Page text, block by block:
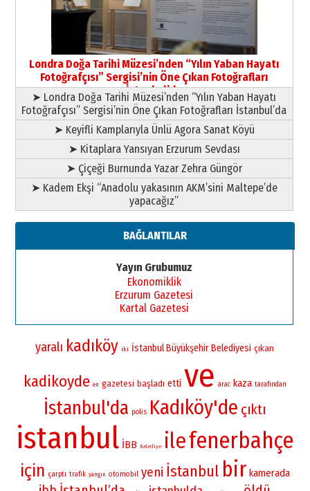
09 Temmuz 2026 Perşembe
Yusuf POLAT
Şampiyonluk Sebahattin Şirin’e
yazar
11 Mayıs 2026 Pazartesi
Londra Doğa Tarihi Müzesi’nden “Yılın Yaban Hayatı
Fotoğrafçısı” Sergisi’nin Öne Çıkan Fotoğrafları
İstanbul’da
➤ Londra Doğa Tarihi Müzesi’nden “Yılın Yaban Hayatı
Fotoğrafçısı” Sergisi’nin Öne Çıkan Fotoğrafları İstanbul’da
➤ Keyifli Kamplarıyla Ünlü Agora Sanat Köyü
➤ Kitaplara Yansıyan Erzurum Sevdası
➤ Çiçeği Burnunda Yazar Zehra Güngör
➤ Kadem Ekşi “Anadolu yakasının AKM’sini Maltepe’de
yapacağız”
BAĞLANTILAR
Yayın Grubumuz
Ekonomiklik
Erzurum Gazetesi
Kartal Gazetesi
yaralı kadıköy iki İstanbul Büyükşehir Belediyesi çıkan
kadikoyde en gazetesi başladı etti ve arac kaza tarafından
İstanbul'da polis Kadıköy'de çıktı
istanbul İBB Belediye ilefenerbahçe
için çarptı trafik yangın otomobil yeni İstanbul bir kamerada